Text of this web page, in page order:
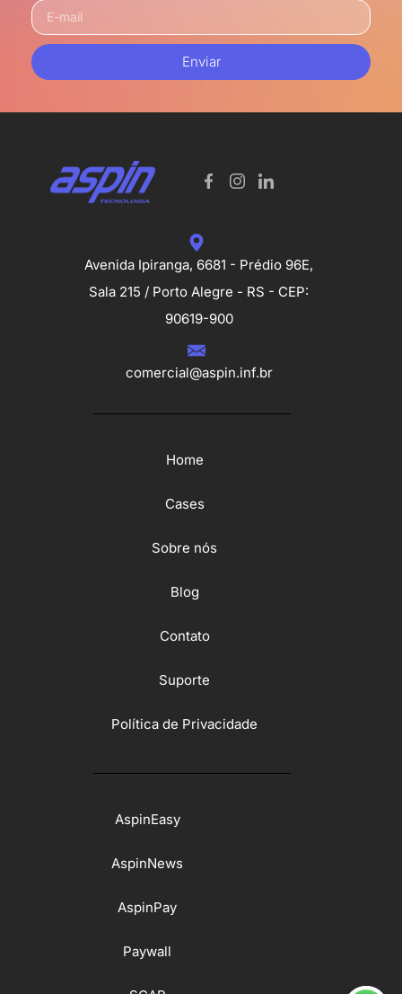
Enviar
Avenida Ipiranga, 6681 - Prédio 96E,
Sala 215 / Porto Alegre - RS - CEP:
90619-900
comercial@aspin.inf.br
Home
Cases
Sobre nós
Blog
Contato
Suporte
Política de Privacidade
AspinEasy
AspinNews
AspinPay
Paywall